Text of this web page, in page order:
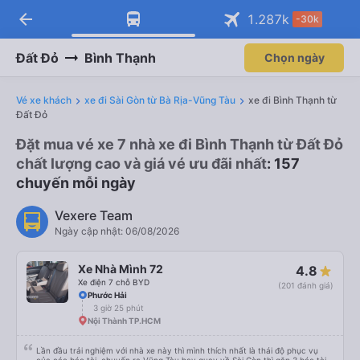
Tải app Vexere ngay!
Nhận ưu đãi thành viên độc
Mở app
Tải app Vexere
-30k/ghế khi đặt vé máy bay qua
Mở app
arrow_back 1.287k -30k
Đất Đỏ Bình Thạnh Chọn ngày
Vé xe khách xe đi Sài Gòn từ Bà Rịa-Vũng Tàu
xe đi Bình Thạnh từ
Đất Đỏ
Đặt mua vé xe 7 nhà xe đi Bình Thạnh từ Đất Đỏ
chất lượng cao và giá vé ưu đãi nhất: 157
chuyến mỗi ngày
Vexere Team
Ngày cập nhật: 06/08/2026
Xe Nhà Mình 72
Xe điện 7 chỗ BYD
4.8
(201 đánh giá)
Phước Hải
3 giờ 25 phút
Nội Thành TP.HCM
Lần đầu trải nghiệm với nhà xe này thì mình thích nhất là thái độ phục vụ